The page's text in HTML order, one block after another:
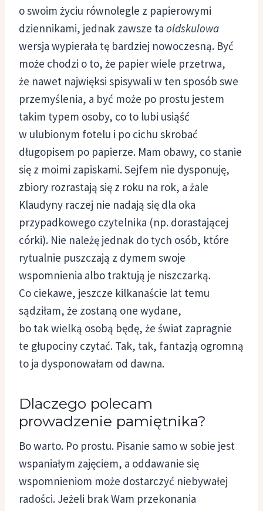
o swoim życiu równolegle z papierowymi
dziennikami, jednak zawsze ta oldskulowa
wersja wypierała tę bardziej nowoczesną. Być
może chodzi o to, że papier wiele przetrwa,
że nawet najwięksi spisywali w ten sposób swe
przemyślenia, a być może po prostu jestem
takim typem osoby, co to lubi usiąść
w ulubionym fotelu i po cichu skrobać
długopisem po papierze. Mam obawy, co stanie
się z moimi zapiskami. Sejfem nie dysponuję,
zbiory rozrastają się z roku na rok, a żale
Klaudyny raczej nie nadają się dla oka
przypadkowego czytelnika (np. dorastającej
córki). Nie należę jednak do tych osób, które
rytualnie puszczają z dymem swoje
wspomnienia albo traktują je niszczarką.
Co ciekawe, jeszcze kilkanaście lat temu
sądziłam, że zostaną one wydane,
bo tak wielką osobą będę, że świat zapragnie
te głupociny czytać. Tak, tak, fantazją ogromną
to ja dysponowałam od dawna.
Dlaczego polecam
prowadzenie pamiętnika?
Bo warto. Po prostu. Pisanie samo w sobie jest
wspaniałym zajęciem, a oddawanie się
wspomnieniom może dostarczyć niebywałej
radości. Jeżeli brak Wam przekonania